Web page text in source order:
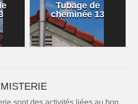
Tubage de
cheminée 13
sont des activités liées au bon